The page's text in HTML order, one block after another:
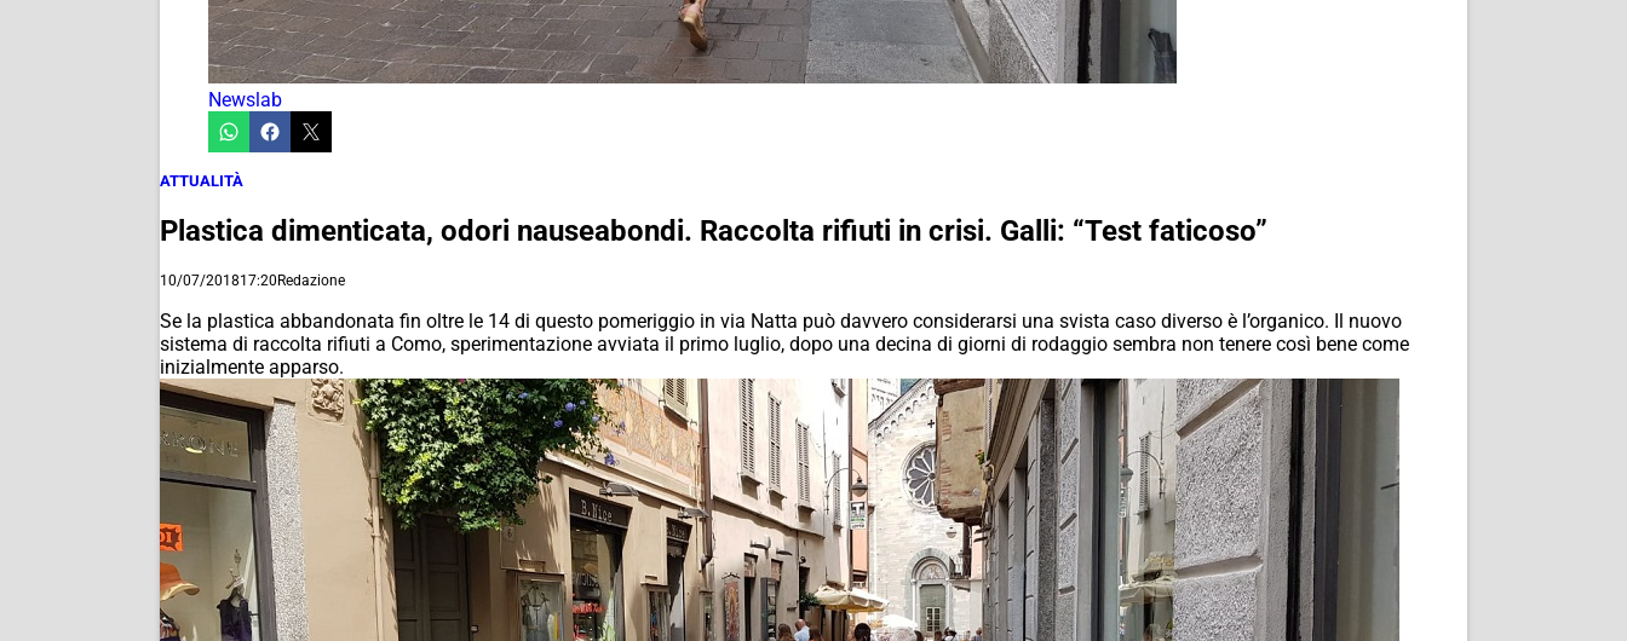
Newslab
ATTUALITÀ
Plastica dimenticata, odori nauseabondi. Raccolta rifiuti in crisi. Galli: “Test faticoso”
10/07/201817:20Redazione
Se la plastica abbandonata fin oltre le 14 di questo pomeriggio in via Natta può davvero considerarsi una svista caso diverso è l’organico. Il nuovo
sistema di raccolta rifiuti a Como, sperimentazione avviata il primo luglio, dopo una decina di giorni di rodaggio sembra non tenere così bene come
inizialmente apparso.